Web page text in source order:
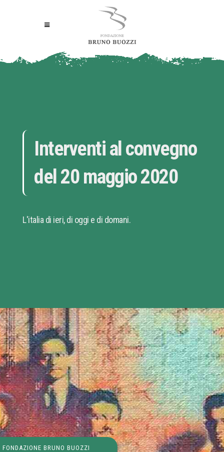
Interventi al convegno
del 20 maggio 2020
L'italia di ieri, di oggi e di domani.
FONDAZIONE BRUNO BUOZZI